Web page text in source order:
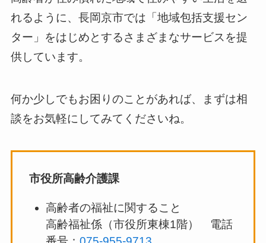
れるように、長岡京市では「地域包括支援セン
ター」をはじめとするさまざまなサービスを提
供しています。
何か少しでもお困りのことがあれば、まずは相
談をお気軽にしてみてくださいね。
市役所高齢介護課
高齢者の福祉に関すること
高齢福祉係（市役所東棟1階） 電話